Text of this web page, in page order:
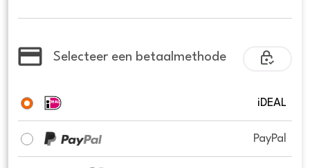
Selecteer een betaalmethode
iDEAL
PayPal